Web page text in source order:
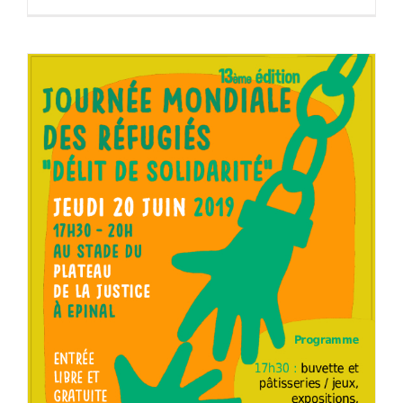
JOURNEE MONDIALE DES REFUGIES – 20 JUIN 2019
– RDV à 17H30 au Stade de foot du plateau (derrière
le DOJO – Charles Perrault) de la Justice à Epinal
A la une Actions